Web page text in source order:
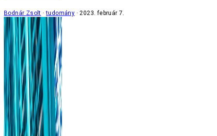
Bodnár Zsolt tudomány 2023. február 7.